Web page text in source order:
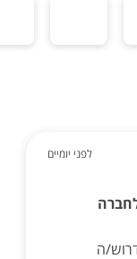
לפני יומיים
ה